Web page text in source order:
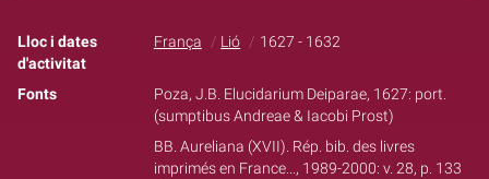
Lloc i dates
d'activitat
França Lió 1627 - 1632
Fonts
Poza, J.B. Elucidarium Deiparae, 1627: port.
(sumptibus Andreae & Iacobi Prost)
BB. Aureliana (XVII). Rép. bib. des livres
imprimés en France..., 1989-2000: v. 28, p. 133